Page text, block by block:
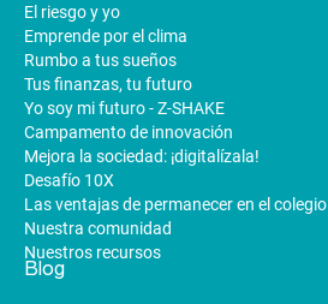
El riesgo y yo
Emprende por el clima
Rumbo a tus sueños
Tus finanzas, tu futuro
Yo soy mi futuro - Z-SHAKE
Campamento de innovación
Mejora la sociedad: ¡digitalízala!
Desafío 10X
Las ventajas de permanecer en el colegio
Nuestra comunidad
Nuestros recursos
Blog